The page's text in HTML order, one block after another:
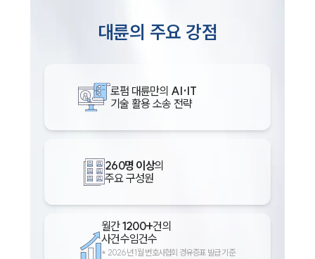
대륜의 주요 강점
로펌 대륜만의 AI·IT
기술 활용 소송 전략
260명 이상의
주요 구성원
월간1200+건의
사건수임건수
* 2026년 1월 변호사협회 경유증표 발급 기준